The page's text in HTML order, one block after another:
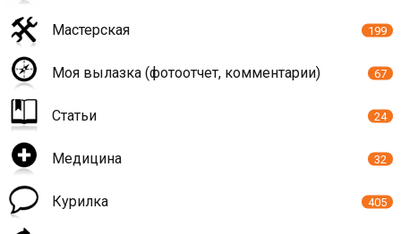
Мастерская 199
Моя вылазка (фотоотчет, комментарии) 67
Статьи 24
Медицина 32
Курилка 405